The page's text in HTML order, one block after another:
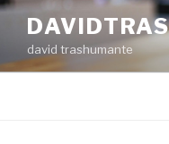
Ir
contenido
david trashumante